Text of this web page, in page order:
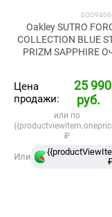
Oakley SUTRO
COLLECTION BLUE
PRIZM SAPPHIRE
Цена
продажи:
25 990
руб.
или по
₽
Или